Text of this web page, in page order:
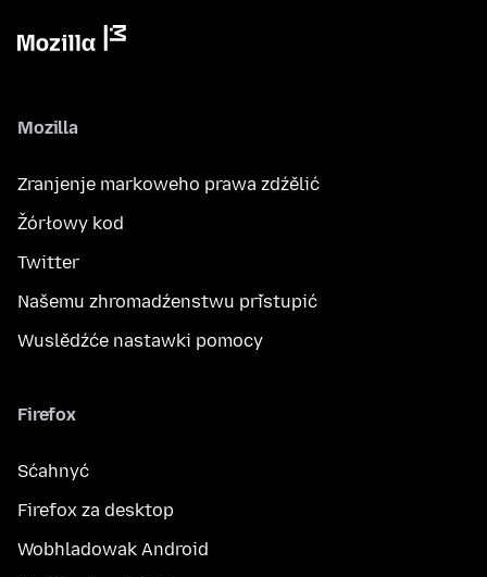
Mozilla
Zranjenje markoweho prawa zdźělić
Žórłowy kod
Twitter
Našemu zhromadźenstwu přistupić
Wuslědźće nastawki pomocy
Firefox
Sćahnyć
Firefox za desktop
Wobhladowak Android